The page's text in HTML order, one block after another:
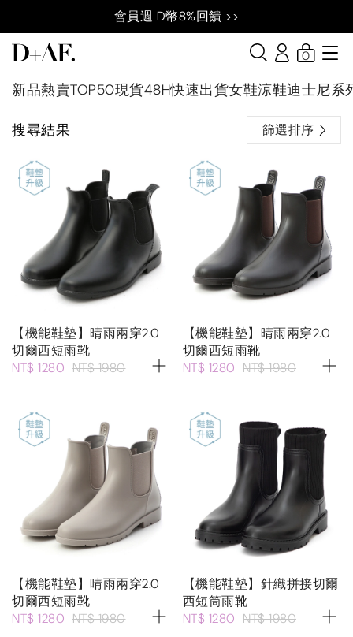
會員週 D幣8%回饋 >>
新品熱賣TOP50現貨48H快速出貨女鞋涼鞋迪士尼系
0
搜尋結果 篩選排序
【機能鞋墊】晴雨兩穿2.0
切爾西短雨靴
NT$ 1280 NT$ 1980
【機能鞋墊】晴雨兩穿2.0
切爾西短雨靴
NT$ 1280 NT$ 1980
【機能鞋墊】晴雨兩穿2.0
切爾西短雨靴
NT$ 1280 NT$ 1980
【機能鞋墊】針織拼接切爾
西短筒雨靴
NT$ 1280 NT$ 1980